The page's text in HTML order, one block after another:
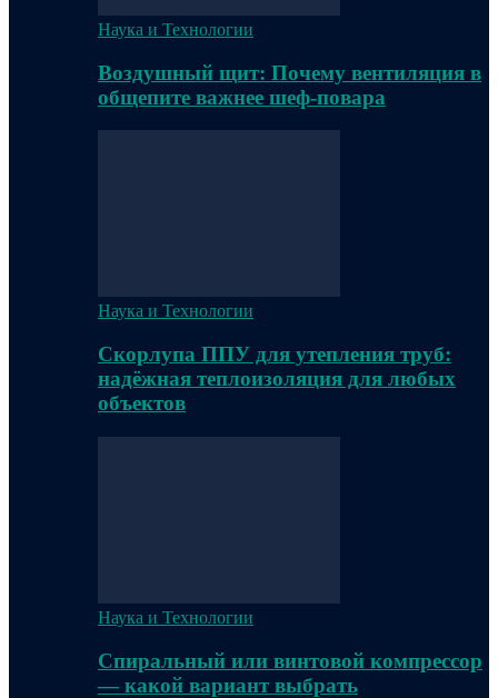
Наука и Технологии
Воздушный щит: Почему вентиляция в
общепите важнее шеф-повара
Наука и Технологии
Скорлупа ППУ для утепления труб:
надёжная теплоизоляция для любых
объектов
Наука и Технологии
Спиральный или винтовой компрессор
— какой вариант выбрать